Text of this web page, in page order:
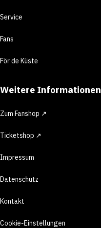
Service
Fans
För de Küste
Weitere Informationen
Zum Fanshop ↗
Ticketshop ↗
Impressum
Datenschutz
Kontakt
Cookie-Einstellungen